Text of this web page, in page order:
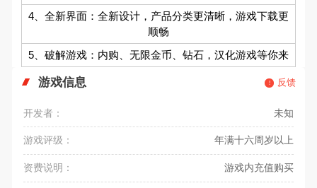
4、全新界面：全新设计，产品分类更清晰，游戏下载更
顺畅
5、破解游戏：内购、无限金币、钻石，汉化游戏等你来
游戏信息 反馈
开发者： 未知
游戏评级： 年满十六周岁以上
资费说明： 游戏内充值购买